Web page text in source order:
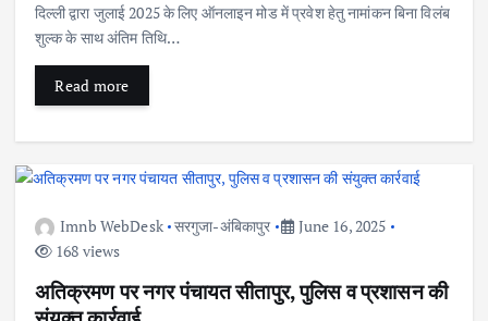
दिल्ली द्वारा जुलाई 2025 के लिए ऑनलाइन मोड में प्रवेश हेतु नामांकन बिना विलंब
शुल्क के साथ अंतिम तिथि…
Read more
Imnb WebDesk सरगुजा-अंबिकापुर
June 16, 2025
168 views
अतिक्रमण पर नगर पंचायत सीतापुर, पुलिस व प्रशासन की